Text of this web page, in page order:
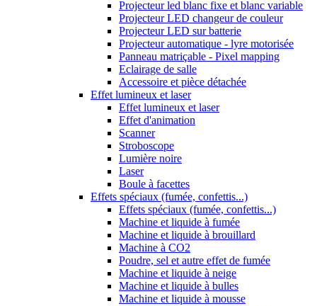
Projecteur led blanc fixe et blanc variable
Projecteur LED changeur de couleur
Projecteur LED sur batterie
Projecteur automatique - lyre motorisée
Panneau matriçable - Pixel mapping
Eclairage de salle
Accessoire et pièce détachée
Effet lumineux et laser
Effet lumineux et laser
Effet d'animation
Scanner
Stroboscope
Lumière noire
Laser
Boule à facettes
Effets spéciaux (fumée, confettis...)
Effets spéciaux (fumée, confettis...)
Machine et liquide à fumée
Machine et liquide à brouillard
Machine à CO2
Poudre, sel et autre effet de fumée
Machine et liquide à neige
Machine et liquide à bulles
Machine et liquide à mousse